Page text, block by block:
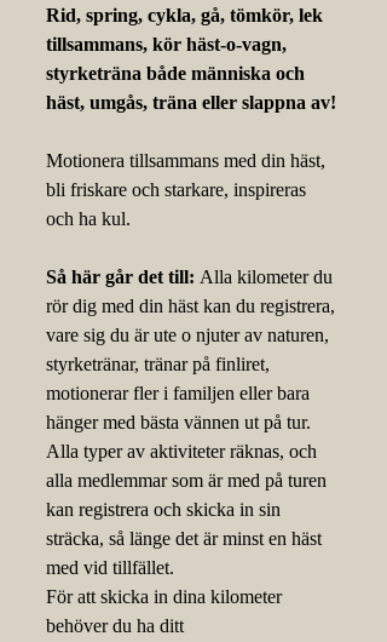
Rid, spring, cykla, gå, tömkör, lek
tillsammans, kör häst-o-vagn,
styrketräna både människa och
häst, umgås, träna eller slappna av!
Motionera tillsammans med din häst,
bli friskare och starkare, inspireras
och ha kul.
Så här går det till: Alla kilometer du
rör dig med din häst kan du registrera,
vare sig du är ute o njuter av naturen,
styrketränar, tränar på finliret,
motionerar fler i familjen eller bara
hänger med bästa vännen ut på tur.
Alla typer av aktiviteter räknas, och
alla medlemmar som är med på turen
kan registrera och skicka in sin
sträcka, så länge det är minst en häst
med vid tillfället.
För att skicka in dina kilometer
behöver du ha ditt